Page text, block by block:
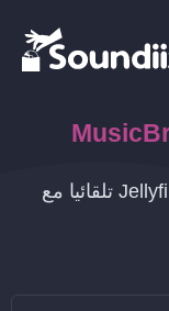
لا تتوفر حاليا مزامنة قوائم تشغيل Jellyfin تلقائيا مع